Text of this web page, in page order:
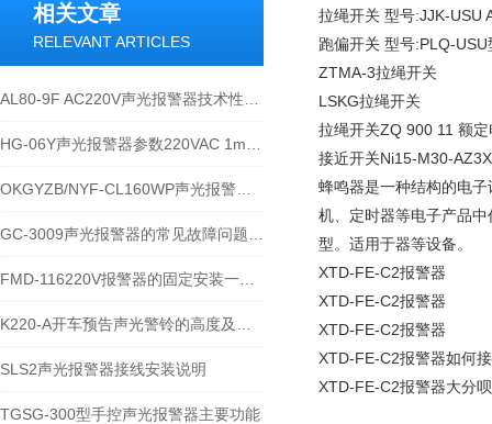
相关文章
RELEVANT ARTICLES
SLS2声光报警器接线安装说明
TGSG-300型手控声光报警器主要功能
拉绳开关 型号:JJK-USU
跑偏开关 型号:PLQ-
ZTMA-3拉绳开关
LSKG拉绳开关
拉绳开关ZQ 900 11 额
接近开关Ni15-M30-AZ3X
蜂鸣器是一种结构的电
机、定时器等电子产品
型。适用于器等设备。
XTD-FE-C2报警器
XTD-FE-C2报警器
XTD-FE-C2报警器
XTD-FE-C2报警器如何
XTD-FE-C2报警器大分